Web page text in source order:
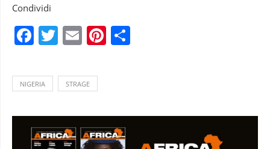
Condividi
Facebook
Twitter
EmailPinterest
NIGERIA STRAGE